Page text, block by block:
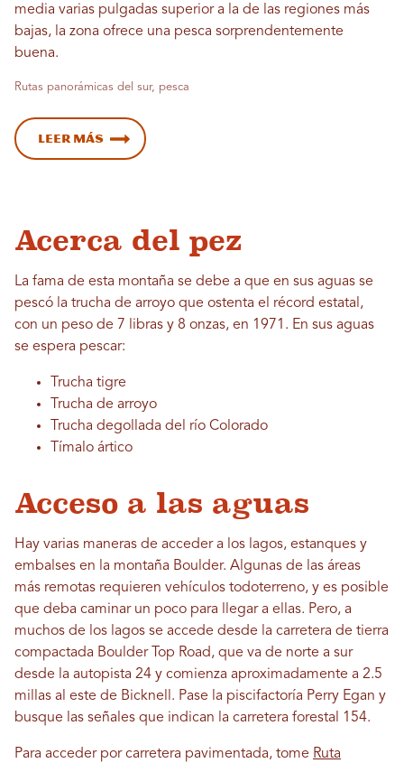
media varias pulgadas superior a la de las regiones más
bajas, la zona ofrece una pesca sorprendentemente
buena.
Rutas panorámicas del sur, pesca
Leer más
Acerca del pez
La fama de esta montaña se debe a que en sus aguas se
pescó la trucha de arroyo que ostenta el récord estatal,
con un peso de 7 libras y 8 onzas, en 1971. En sus aguas
se espera pescar:
Trucha tigre
Trucha de arroyo
Trucha degollada del río Colorado
Tímalo ártico
Acceso a las aguas
Hay varias maneras de acceder a los lagos, estanques y
embalses en la montaña Boulder. Algunas de las áreas
más remotas requieren vehículos todoterreno, y es posible
que deba caminar un poco para llegar a ellas. Pero, a
muchos de los lagos se accede desde la carretera de tierra
compactada Boulder Top Road, que va de norte a sur
desde la autopista 24 y comienza aproximadamente a 2.5
millas al este de Bicknell. Pase la piscifactoría Perry Egan y
busque las señales que indican la carretera forestal 154.
Para acceder por carretera pavimentada, tome Ruta